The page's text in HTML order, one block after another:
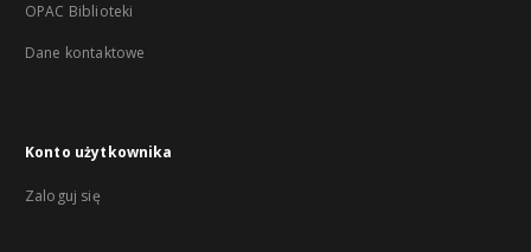
OPAC Biblioteki
Dane kontaktowe
Konto użytkownika
Zaloguj się